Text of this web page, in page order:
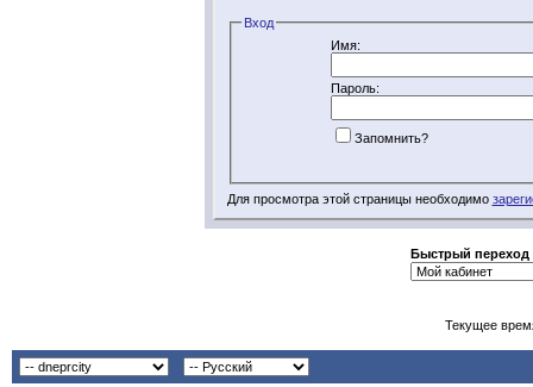
Вход
Имя:
Пароль:
Запомнить?
Для просмотра этой страницы необходимо
Быстрый переход
Текущее